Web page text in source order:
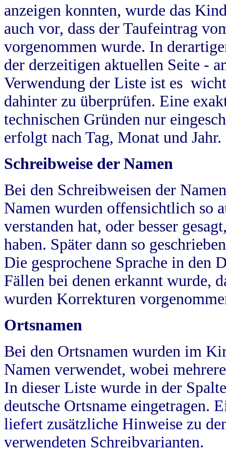
anzeigen konnten, wurde das
auch vor, dass der Taufeintrag
vorgenommen wurde. In
der derzeitigen aktuellen Seite -
Verwendung der Liste ist es
dahinter zu überprüfen. Eine
technischen Gründen nur
erfolgt nach Tag, Monat und Jahr.
Schreibweise der Namen
Bei den Schreibweisen der
Namen wurden offensichtlich so
verstanden hat, oder besser
haben. Später dann so
Die gesprochene Sprache in
Fällen bei denen erkannt wurde,
wurden Korrekturen
Ortsnamen
Bei den Ortsnamen wurden im
Namen verwendet, wobei
In dieser Liste wurde in der
deutsche Ortsname eingetragen.
liefert zusätzliche Hinweise zu
verwendeten Schreibvarianten.